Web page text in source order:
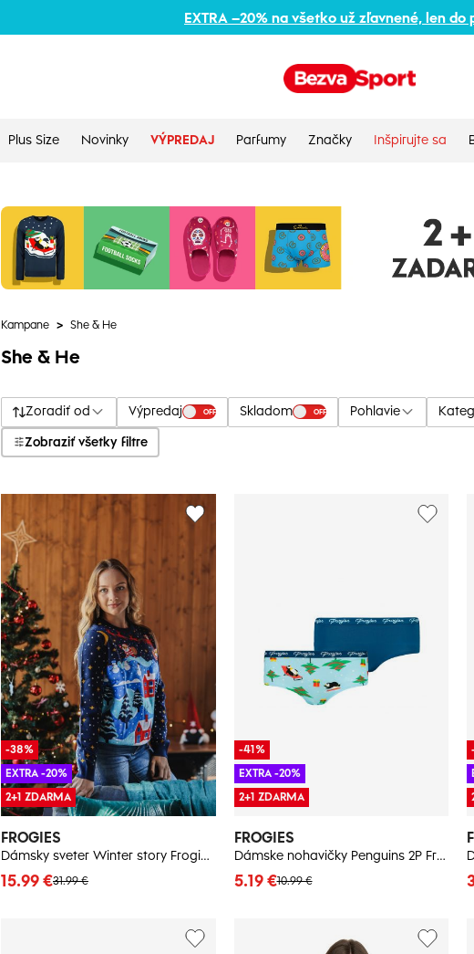
EXTRA –20% na všetko už zľavnené, len do
Plus Size Novinky VÝPREDAJ Parfumy Značky Inšpirujte sa
Kampane > She & He
She & He
Zoradiť od Výpredaj OFF Skladom OFF Pohlavie
Zobraziť všetky filtre
FROGIES
Dámsky sveter Winter story Frogies Christmas
31.99 €
15.99 €
-38%
EXTRA -20%
2+1 ZDARMA
FROGIES
Dámske nohavičky Penguins 2P Frogies Christmas
10.99 €
5.19 €
-41%
EXTRA -20%
2+1 ZDARMA